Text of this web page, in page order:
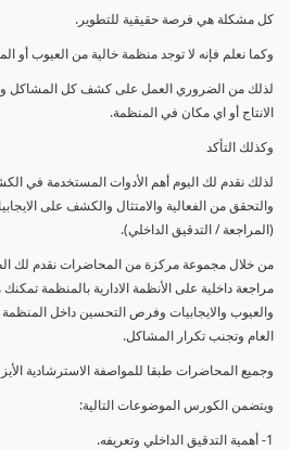
كل مشكلة هي فرصة حقيقية للتطوير.
وكما نعلم فإنه لا توجد منظمة خالية من العيوب أو
لذلك من الضروري العمل على كشف كل المشاكل
الانتاج أو اي مكان في المنظمة.
وكذلك التأكد
لذلك نقدم لك اليوم أهم الأدوات المستخدمة في
والتحقق من الفعالية والامتثال والكشف على
(المراجعة / التدقيق الداخلي).
من خلال مجموعة مركزة من المحاضرات نقدم لك
مراجعة داخلية على الأنظمة الادارية بالمنظمة
والعيوب والايجابيات وفرص التحسين داخل المنظمة
العام وتجنب تكرار المشاكل.
وجميع المحاضرات طبقا للمواصفة الاسترشادية الأيزو
ويتضمن الكورس الموضوعات التالية:
1- أهمية التدقيق الداخلي وتعريفه.